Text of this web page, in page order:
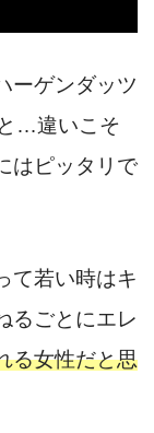
ーゲンダッツ
…違いこそ
はピッタリで
て若い時はキ
るごとにエレ
る女性だと思